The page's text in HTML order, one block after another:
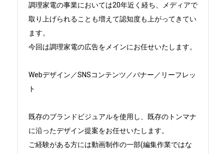
調理家電の事業においては20年近く経ち、メディアで
取り上げられることも増えて認知度も上がってきてい
ます。
今回は調理家電の広告をメインにお任せいたします。
Webデザイン／SNSコンテンツ／バナー／リーフレッ
ト
既存のブランドビジュアルを使用し、既存のトンマナ
に沿ったデザイン提案をお任せいたします。
ご経験がある方には動画制作の一部(編集作業ではな